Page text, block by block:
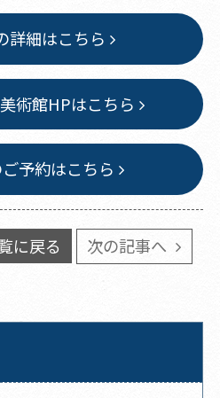
詳細はこちら
術館HPはこちら
予約はこちら
に戻る 次の記事へ